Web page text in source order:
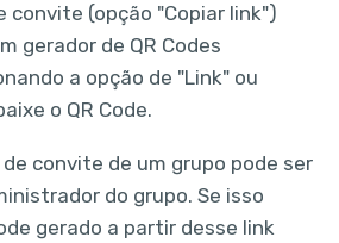
convite (opção "Copiar link")
gerador de QR Codes
a opção de "Link" ou
o QR Code.
convite de um grupo pode ser
do grupo. Se isso
gerado a partir desse link